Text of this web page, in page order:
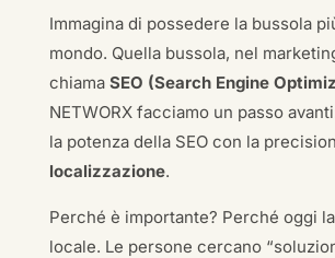
Immagina di possedere la bussola
mondo. Quella bussola, nel
chiama SEO (Search Engine
NETWORX facciamo un passo
la potenza della SEO con la
localizzazione.
Perché è importante? Perché oggi
locale. Le persone cercano